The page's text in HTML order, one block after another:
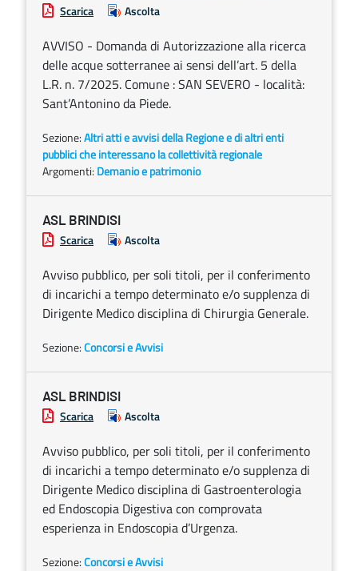
Scarica Ascolta
AVVISO - Domanda di Autorizzazione alla ricerca
delle acque sotterranee ai sensi dell’art. 5 della
L.R. n. 7/2025. Comune : SAN SEVERO - località:
Sant’Antonino da Piede.
Sezione:Altri atti e avvisi della Regione e di altri enti
pubblici che interessano la collettività regionale
Argomenti: Demanio e patrimonio
ASL BRINDISI
Scarica Ascolta
Avviso pubblico, per soli titoli, per il conferimento
di incarichi a tempo determinato e/o supplenza di
Dirigente Medico disciplina di Chirurgia Generale.
Sezione:Concorsi e Avvisi
ASL BRINDISI
Scarica Ascolta
Avviso pubblico, per soli titoli, per il conferimento
di incarichi a tempo determinato e/o supplenza di
Dirigente Medico disciplina di Gastroenterologia
ed Endoscopia Digestiva con comprovata
esperienza in Endoscopia d’Urgenza.
Sezione:Concorsi e Avvisi